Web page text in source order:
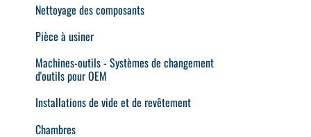
Nettoyage des composants
Pièce à usiner
Machines-outils - Systèmes de changement
d'outils pour OEM
Installations de vide et de revêtement
Chambres